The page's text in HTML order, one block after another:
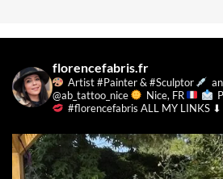
florencefabris.fr
Artist #Painter & #Sculptor
@ab_tattoo_nice
Nice, FR
#florencefabris ALL MY LINKS ⬇